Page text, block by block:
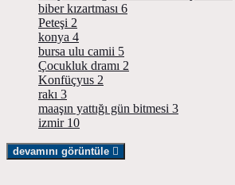
biber kızartması 6
Peteşi 2
konya 4
bursa ulu camii 5
Çocukluk dramı 2
Konfüçyus 2
rakı 3
maaşın yattığı gün bitmesi 3
izmir 10
devamını görüntüle